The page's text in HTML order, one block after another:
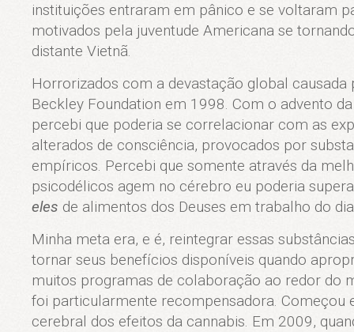
instituições entraram em pânico e se voltaram
motivados pela juventude Americana se
distante Vietnã.
Horrorizados com a devastação global causada
Beckley Foundation em 1998. Com o advento
percebi que poderia se correlacionar com as
alterados de consciência, provocados por
empíricos. Percebi que somente através da
psicodélicos agem no cérebro eu poderia
eles de alimentos dos Deuses em trabalho do
Minha meta era, e é, reintegrar essas
tornar seus benefícios disponíveis quando
muitos programas de colaboração ao redor do
foi particularmente recompensadora.
cerebral dos efeitos da cannabis. Em 2009,